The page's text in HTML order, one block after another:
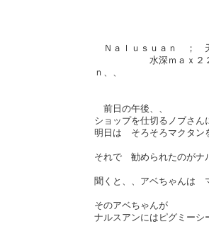
Ｎａｌｕｓｕａｎ ；
水深ｍａｘ２２ｍ、
ｎ、、
前日の午後、、
ショップを仕切るノブさん
明日は そろそろマクタン
それで 勧められたのがナ
聞くと、、アベちゃんは
そのアベちゃんが
ナルスアンにはピグミーシ